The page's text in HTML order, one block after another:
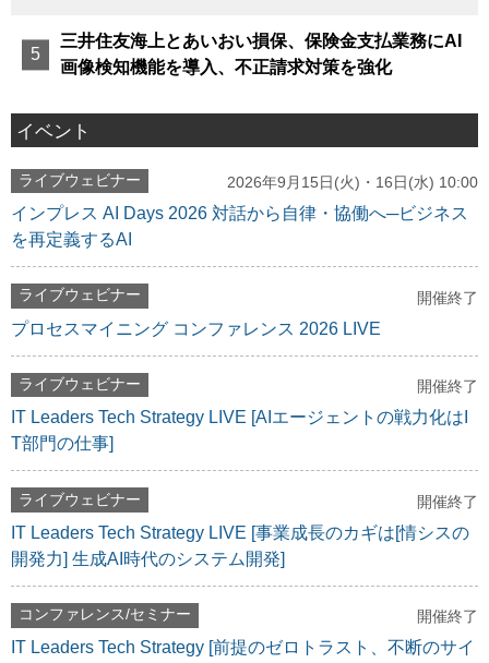
三井住友海上とあいおい損保、保険金支払業務にAI
画像検知機能を導入、不正請求対策を強化
イベント
ライブウェビナー 2026年9月15日(火)・16日(水) 10:00
インプレス AI Days 2026 対話から自律・協働へ─ビジネス
を再定義するAI
ライブウェビナー 開催終了
プロセスマイニング コンファレンス 2026 LIVE
ライブウェビナー 開催終了
IT Leaders Tech Strategy LIVE [AIエージェントの戦力化はI
T部門の仕事]
ライブウェビナー 開催終了
IT Leaders Tech Strategy LIVE [事業成長のカギは[情シスの
開発力] 生成AI時代のシステム開発]
コンファレンス/セミナー 開催終了
IT Leaders Tech Strategy [前提のゼロトラスト、不断のサイ